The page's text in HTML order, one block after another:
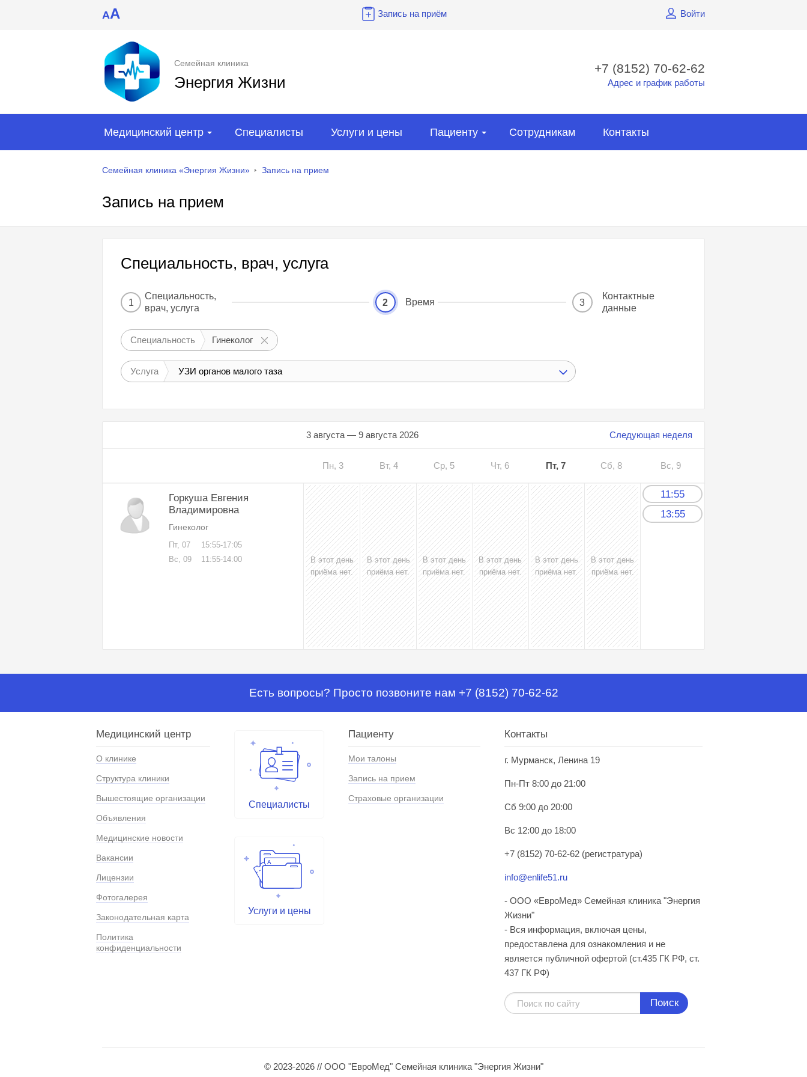
AA Запись на приём Войти
Семейная клиника
Энергия Жизни
+7 (8152) 70-62-62
Адрес и график работы
Медицинский центр Специалисты Услуги и цены Пациенту Сотрудникам Контакты
Семейная клиника «Энергия Жизни» Запись на прием
Запись на прием
Специальность, врач, услуга
1
Специальность,
врач, услуга
2 Время 3
Контактные
данные
Специальность Гинеколог
Услуга УЗИ органов малого таза
Следующая неделя
3 августа — 9 августа 2026
Пн, 3 Вт, 4 Ср, 5 Чт, 6 Пт, 7 Сб, 8 Вс, 9
Горкуша Евгения
Владимировна
Гинеколог
Пт, 07
15:55-17:05
Вс, 09
11:55-14:00
В этот день
приёма нет.
В этот день
приёма нет.
В этот день
приёма нет.
В этот день
приёма нет.
В этот день
приёма нет.
В этот день
приёма нет.
11:55
13:55
Есть вопросы? Просто позвоните нам +7 (8152) 70-62-62
Медицинский центр
О клинике
Структура клиники
Вышестоящие организации
Объявления
Медицинские новости
Вакансии
Лицензии
Фотогалерея
Законодательная карта
Политика
конфиденциальности
Специалисты
Услуги и цены
Пациенту
Мои талоны
Запись на прием
Страховые организации
Контакты
г. Мурманск, Ленина 19
Пн-Пт 8:00 до 21:00
Сб 9:00 до 20:00
Вс 12:00 до 18:00
+7 (8152) 70-62-62 (регистратура)
info@enlife51.ru
- ООО «ЕвроМед» Семейная клиника "Энергия
Жизни"
- Вся информация, включая цены,
предоставлена для ознакомления и не
является публичной офертой (ст.435 ГК РФ, cт.
437 ГК РФ)
Поиск
© 2023-2026 // ООО "ЕвроМед" Семейная клиника "Энергия Жизни"